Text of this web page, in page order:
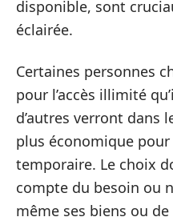
disponible, sont
éclairée.
Certaines personnes
pour l’accès illimité
d’autres verront dans
plus économique
temporaire. Le choix
compte du besoin ou
même ses biens ou